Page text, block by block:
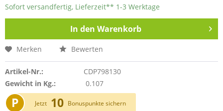
Sofort versandfertig, Lieferzeit** 1-3 Werktage
In den Warenkorb
Merken Bewerten
Artikel-Nr.:
CDP798130
Gewicht in Kg.:
0.107
P Jetzt 10 Bonuspunkte sichern